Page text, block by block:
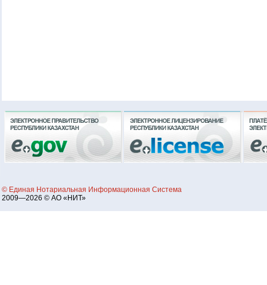
© Единая Нотариальная Информационная Система
2009—2026 © АО «НИТ»